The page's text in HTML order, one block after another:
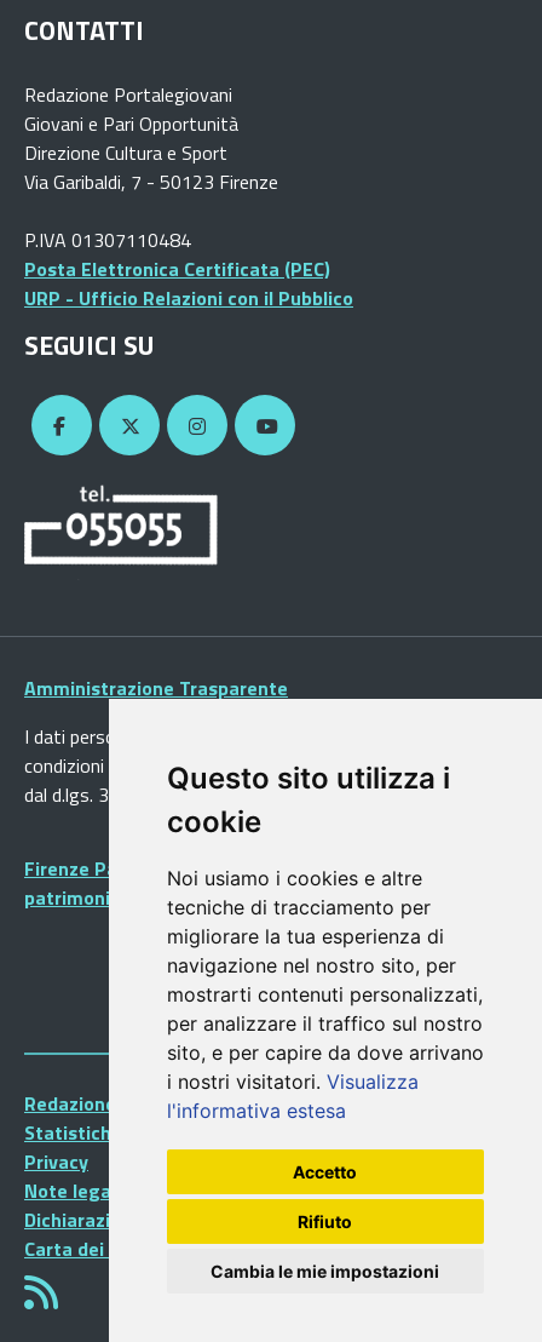
Questo sito utilizza i
cookie
Noi usiamo i cookies e altre
tecniche di tracciamento per
migliorare la tua esperienza di
navigazione nel nostro sito, per
mostrarti contenuti personalizzati,
per analizzare il traffico sul nostro
sito, e per capire da dove arrivano
i nostri visitatori. Visualizza
l'informativa estesa
Accetto
Rifiuto
Cambia le mie impostazioni
CONTATTI
Redazione Portalegiovani
Giovani e Pari Opportunità
Direzione Cultura e Sport
Via Garibaldi, 7 - 50123 Firenze
P.IVA 01307110484
Posta Elettronica Certificata (PEC)
URP - Ufficio Relazioni con il Pubblico
SEGUICI SU
Amministrazione Trasparente
I dati personali pubblicati sono riutilizzabili solo alle
condizioni previste dalla direttiva comunitaria 2003/98/CE e
dal d.lgs. 36/2006
Firenze Patrimonio Mondiale - Centro storico di Firenze
patrimonio dell’Umanità
Redazione Portalegiovani
Statistiche
Privacy
Note legali
Dichiarazione di accessibilità
Carta dei Servizi